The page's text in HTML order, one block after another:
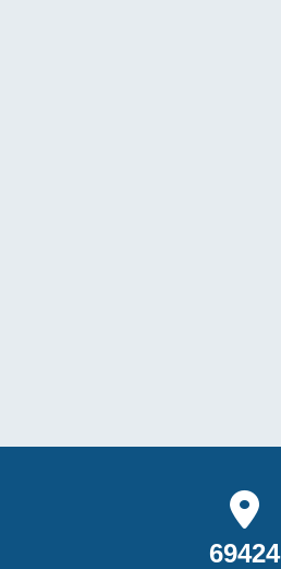
69424